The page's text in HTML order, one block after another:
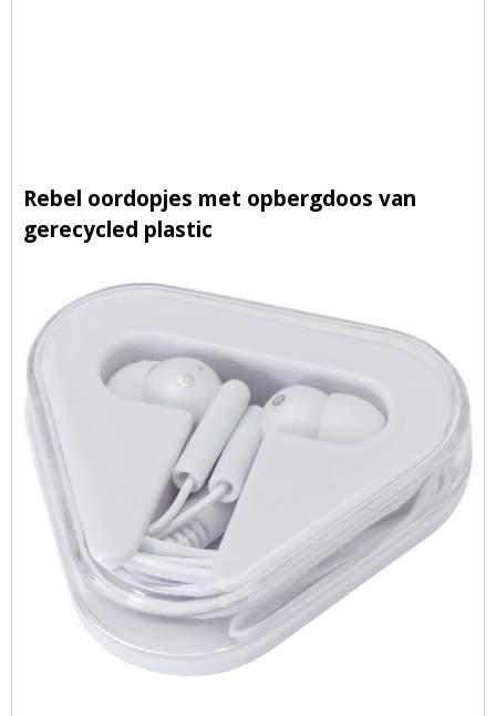
Rebel oordopjes met opbergdoos van
gerecycled plastic